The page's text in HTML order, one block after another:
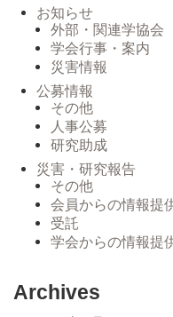
お知らせ
外部・関連学協会
学会行事・案内
災害情報
公募情報
その他
人事公募
研究助成
災害・研究報告
その他
会員からの情報提
受託
学会からの情報提
Archives